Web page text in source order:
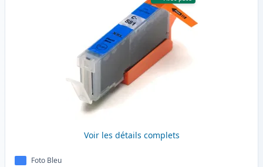
Voir les détails complets
Foto Bleu